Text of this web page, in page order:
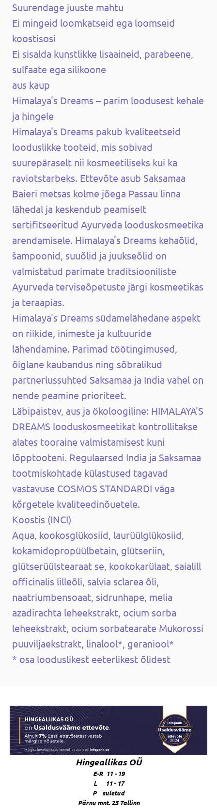
Suurendage juuste mahtu
Ei mingeid loomkatseid ega loomseid
koostisosi
Ei sisalda kunstlikke lisaaineid, parabeene,
sulfaate ega silikoone
aus kaup
Himalaya's Dreams – parim loodusest kehale
ja hingele
Himalaya's Dreams pakub kvaliteetseid
looduslikke tooteid, mis sobivad
suurepäraselt nii kosmeetiliseks kui ka
raviotstarbeks. Ettevõte asub Saksamaa
Baieri metsas kolme jõega Passau linna
lähedal ja keskendub peamiselt
sertifitseeritud Ayurveda looduskosmeetika
arendamisele. Himalaya's Dreams kehaõlid,
šampoonid, suuõlid ja juukseõlid on
valmistatud parimate traditsiooniliste
Ayurveda terviseõpetuste järgi kosmeetikas
ja teraapias.
Himalaya's Dreams südamelähedane aspekt
on riikide, inimeste ja kultuuride
lähendamine. Parimad töötingimused,
õiglane kaubandus ning sõbralikud
partnerlussuhted Saksamaa ja India vahel on
nende peamine prioriteet.
Läbipaistev, aus ja ökoloogiline: HIMALAYA'S
DREAMS looduskosmeetikat kontrollitakse
alates tooraine valmistamisest kuni
lõpptooteni. Regulaarsed India ja Saksamaa
tootmiskohtade külastused tagavad
vastavuse COSMOS STANDARDI väga
kõrgetele kvaliteedinõuetele.
Koostis (INCI)
Aqua, kookosglükosiid, laurüülglükosiid,
kokamidopropüülbetain, glütseriin,
glütserüülstearaat se, kookokarülaat, saialill
officinalis lilleõli, salvia sclarea õli,
naatriumbensoaat, sidrunhape, melia
azadirachta leheekstrakt, ocium sorba
leheekstrakt, ocium sorbatearate Mukorossi
puuviljaekstrakt, linalool*, geraniool*
* osa looduslikest eeterlikest õlidest
Hingeallikas OÜ
E-R 11 - 19
L 11 - 17
P suletud
Pärnu mnt. 25 Tallinn